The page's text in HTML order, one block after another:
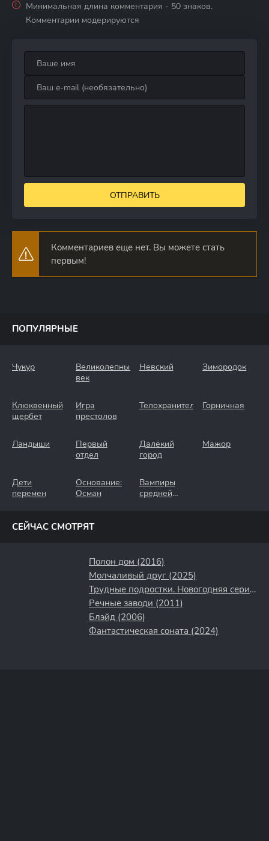
Минимальная длина комментария - 50 знаков.
Комментарии модерируются
ОТПРАВИТЬ
Комментариев еще нет. Вы можете стать
первым!
ПОПУЛЯРНЫЕ
Чукур
Великолепный
век
Невский Зимородок
Клюквенный
щербет
Игра
престолов
Телохранители Горничная
Ландыши
Первый
отдел
Далёкий
город
Мажор
Дети
перемен
Основание:
Осман
Вампиры
средней
СЕЙЧАС СМОТРЯТ
Полон дом (2016)
Молчаливый друг (2025)
Трудные подростки. Новогодняя серия (2021)
Речные заводи (2011)
Блэйд (2006)
Фантастическая соната (2024)